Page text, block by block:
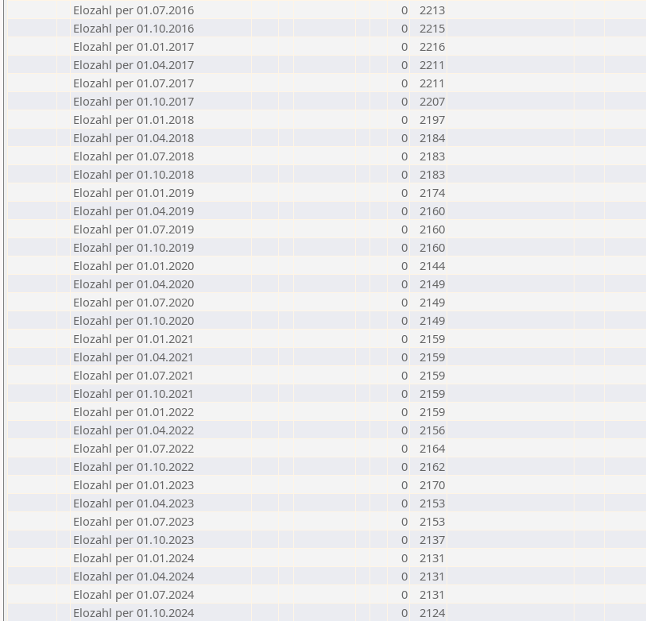
Elozahl per 01.07.2016
0
2213
Elozahl per 01.10.2016
0
2215
Elozahl per 01.01.2017
0
2216
Elozahl per 01.04.2017
0
2211
Elozahl per 01.07.2017
0
2211
Elozahl per 01.10.2017
0
2207
Elozahl per 01.01.2018
0
2197
Elozahl per 01.04.2018
0
2184
Elozahl per 01.07.2018
0
2183
Elozahl per 01.10.2018
0
2183
Elozahl per 01.01.2019
0
2174
Elozahl per 01.04.2019
0
2160
Elozahl per 01.07.2019
0
2160
Elozahl per 01.10.2019
0
2160
Elozahl per 01.01.2020
0
2144
Elozahl per 01.04.2020
0
2149
Elozahl per 01.07.2020
0
2149
Elozahl per 01.10.2020
0
2149
Elozahl per 01.01.2021
0
2159
Elozahl per 01.04.2021
0
2159
Elozahl per 01.07.2021
0
2159
Elozahl per 01.10.2021
0
2159
Elozahl per 01.01.2022
0
2159
Elozahl per 01.04.2022
0
2156
Elozahl per 01.07.2022
0
2164
Elozahl per 01.10.2022
0
2162
Elozahl per 01.01.2023
0
2170
Elozahl per 01.04.2023
0
2153
Elozahl per 01.07.2023
0
2153
Elozahl per 01.10.2023
0
2137
Elozahl per 01.01.2024
0
2131
Elozahl per 01.04.2024
0
2131
Elozahl per 01.07.2024
0
2131
Elozahl per 01.10.2024
0
2124